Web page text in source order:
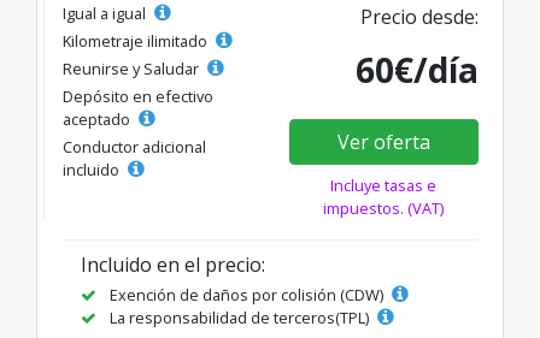
Igual a igual
Kilometraje ilimitado
Reunirse y Saludar
Depósito en efectivo
aceptado
Conductor adicional
incluido
Precio desde:
60€/día
Ver oferta
Incluye tasas e
impuestos. (VAT)
Incluido en el precio:
Exención de daños por colisión (CDW)
La responsabilidad de terceros(TPL)